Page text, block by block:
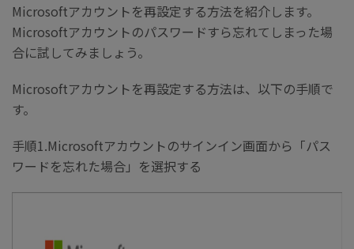
Microsoftアカウントを再設定する方法を紹介します。
Microsoftアカウントのパスワードすら忘れてしまった場
合に試してみましょう。
Microsoftアカウントを再設定する方法は、以下の手順で
す。
手順1.Microsoftアカウントのサインイン画面から「パス
ワードを忘れた場合」を選択する